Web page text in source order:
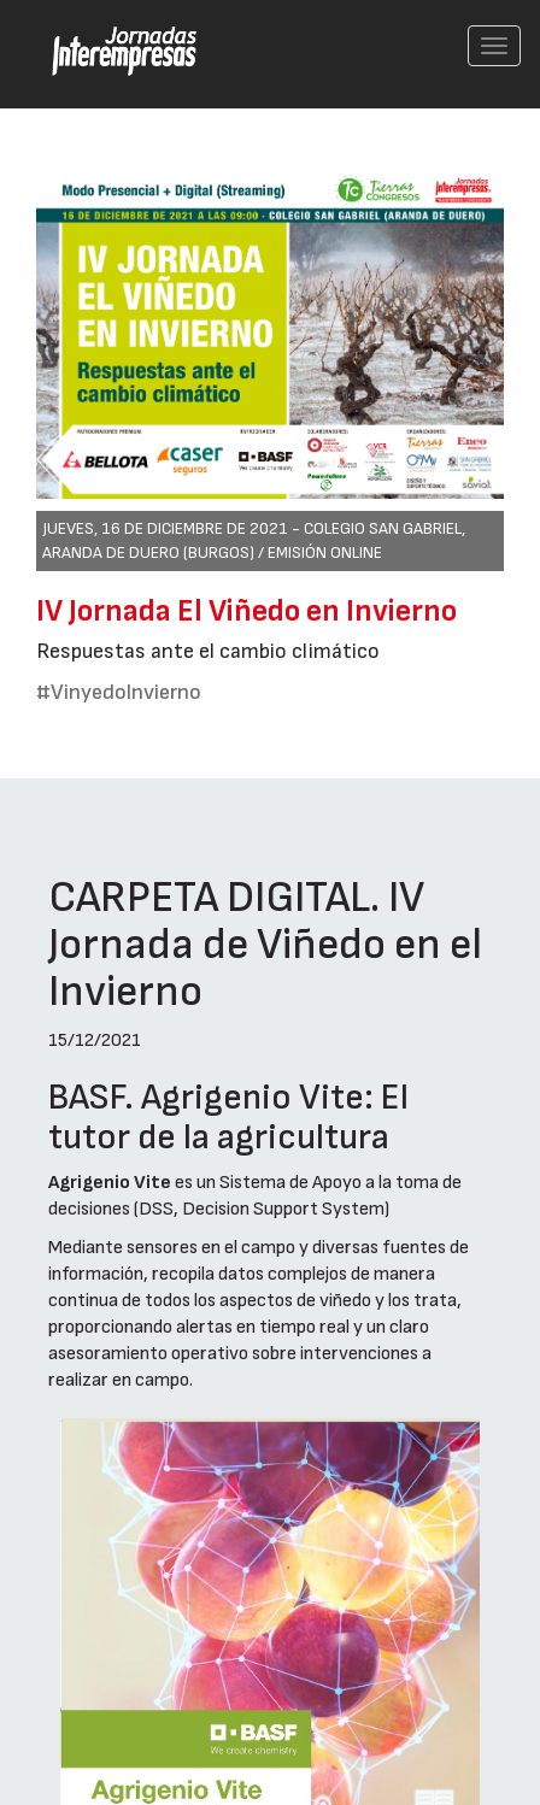
JUEVES, 16 DE DICIEMBRE DE 2021 - COLEGIO SAN GABRIEL,
ARANDA DE DUERO (BURGOS) / EMISIÓN ONLINE
IV Jornada El Viñedo en Invierno
Respuestas ante el cambio climático
#VinyedoInvierno
CARPETA DIGITAL. IV
Jornada de Viñedo en el
Invierno
15/12/2021
BASF. Agrigenio Vite: El
tutor de la agricultura
Agrigenio Vite es un Sistema de Apoyo a la toma de
decisiones (DSS, Decision Support System)
Mediante sensores en el campo y diversas fuentes de
información, recopila datos complejos de manera
continua de todos los aspectos de viñedo y los trata,
proporcionando alertas en tiempo real y un claro
asesoramiento operativo sobre intervenciones a
realizar en campo.